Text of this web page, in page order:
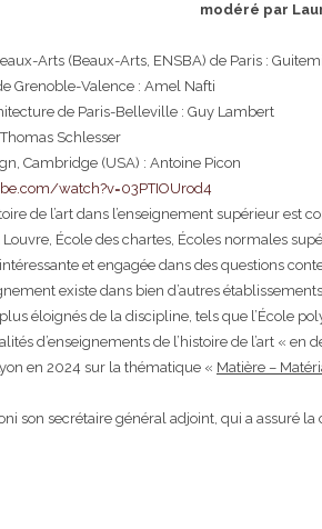
modéré par
Arts (Beaux-Arts, ENSBA) de Paris :
Grenoble-Valence : Amel Nafti
de Paris-Belleville : Guy Lambert
Schlesser
Cambridge (USA) : Antoine Picon
watch?v=03PTIOUrod4
de l’art dans l’enseignement supérieur
École des chartes, Écoles normales
et engagée dans des questions
existe dans bien d’autres
éloignés de la discipline, tels que l’École
d’enseignements de l’histoire de l’art « en
en 2024 sur la thématique « Matière –
son secrétaire général adjoint, qui a assuré